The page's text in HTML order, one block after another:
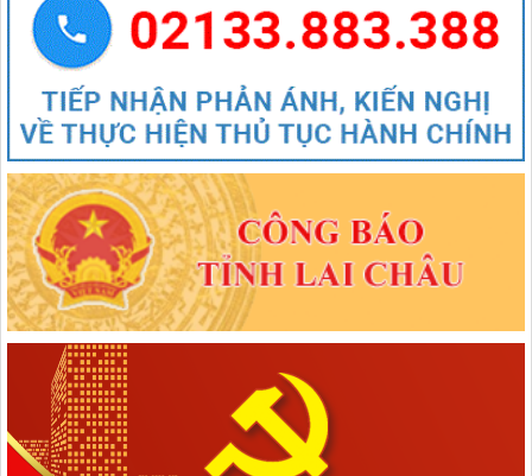
QUỐC HỘI: Về việc sắp xếp các đơn vị hành chính cấp xã của tỉnh
Lai Châu năm 2025
lượt xem: 66 | lượt tải:46